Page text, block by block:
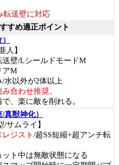
転送壁に対応
すめ適正ポイント
人】
送壁/LシールドモードM
アM
水以外が2体以上
合わせ推奨。
、楽に敵を削れる。
真獣神化）
/サムライ】
ジスト /超SS短縮+超アンチ転
ット中は無敵状態になる